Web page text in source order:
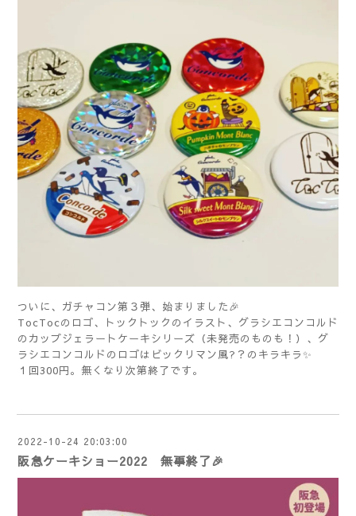
ついに、ガチャコン第３弾、始まりました🎉
TocTocのロゴ、トックトックのイラスト、グラシエコンコルド
のカップジェラートケーキシリーズ（未発売のものも！）、グ
ラシエコンコルドのロゴはビックリマン風?？のキラキラ✨
１回300円。無くなり次第終了です。
2022-10-24 20:03:00
阪急ケーキショー2022 無事終了🎉